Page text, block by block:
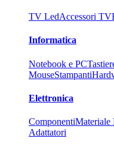
TV LedAccessori TV
Informatica
Notebook e PC
MouseStampanti
Elettronica
ComponentiMateriale
Adattatori